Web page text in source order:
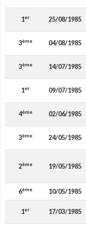
1er 25/08/1985
3ème 04/08/1985
3ème 14/07/1985
1er 09/07/1985
4ème 02/06/1985
3ème 24/05/1985
2ème 19/05/1985
6ème 10/05/1985
1er 17/03/1985